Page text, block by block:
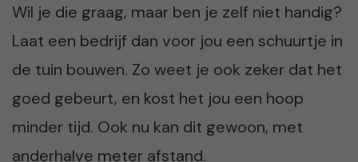
Wil je die graag, maar ben je zelf niet handig?
Laat een bedrijf dan voor jou een schuurtje in
de tuin bouwen. Zo weet je ook zeker dat het
goed gebeurt, en kost het jou een hoop
minder tijd. Ook nu kan dit gewoon, met
anderhalve meter afstand.